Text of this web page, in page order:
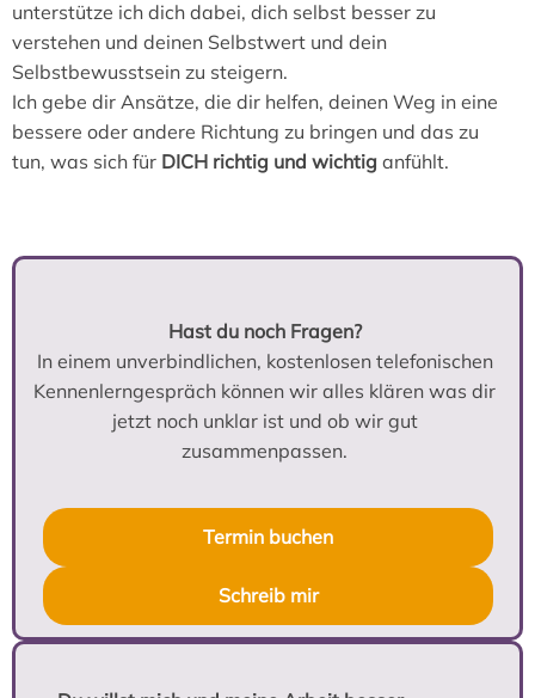
unterstütze ich dich dabei, dich selbst besser zu
verstehen und deinen Selbstwert und dein
Selbstbewusstsein zu steigern.
Ich gebe dir Ansätze, die dir helfen, deinen Weg in eine
bessere oder andere Richtung zu bringen und das zu
tun, was sich für DICH richtig und wichtig anfühlt.
Hast du noch Fragen?
In einem unverbindlichen, kostenlosen telefonischen
Kennenlerngespräch können wir alles klären was dir
jetzt noch unklar ist und ob wir gut
zusammenpassen.
Termin buchen
Schreib mir